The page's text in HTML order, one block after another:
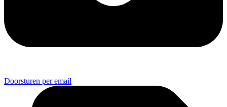
Doorsturen per email